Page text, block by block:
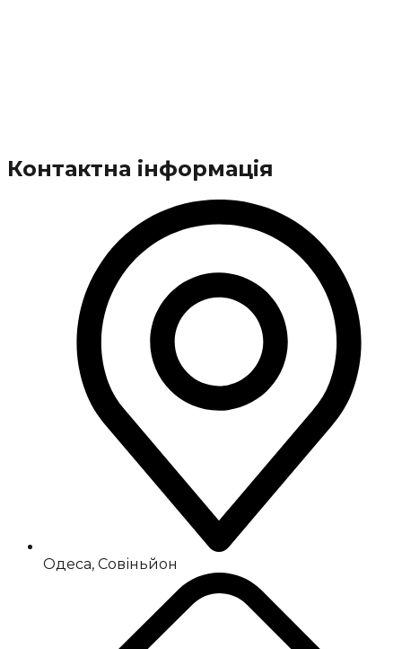
Контактна інформація
Одеса, Совіньйон